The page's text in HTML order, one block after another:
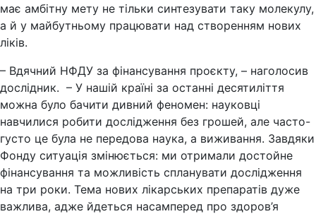
має амбітну мету не тільки синтезувати таку молекулу,
а й у майбутньому працювати над створенням нових
ліків.
– Вдячний НФДУ за фінансування проєкту, – наголосив
дослідник. – У нашій країні за останні десятиліття
можна було бачити дивний феномен: науковці
навчилися робити дослідження без грошей, але часто-
густо це була не передова наука, а виживання. Завдяки
Фонду ситуація змінюється: ми отримали достойне
фінансування та можливість спланувати дослідження
на три роки. Тема нових лікарських препаратів дуже
важлива, адже йдеться насамперед про здоров’я